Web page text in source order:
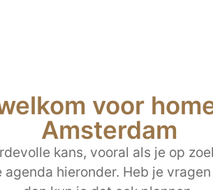
voor
Amsterdam
kans, vooral als je op
hieronder. Heb je